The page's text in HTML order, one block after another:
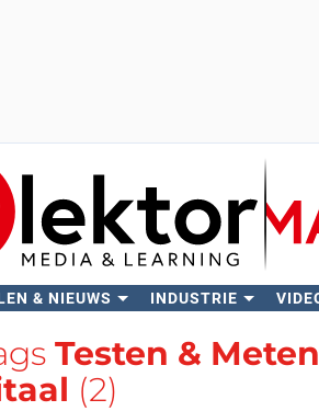
& NIEUWS INDUSTRIE
Testen & Meten
(2)